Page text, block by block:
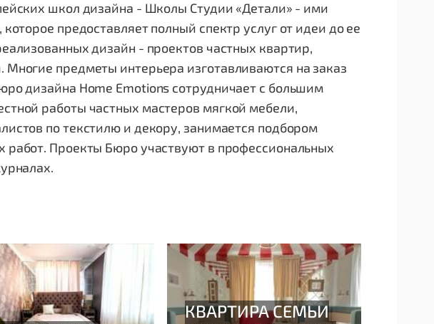
школ дизайна - Школы Студии «Детали» - ими
предоставляет полный спектр услуг от идеи до ее
дизайн - проектов частных квартир,
предметы интерьера изготавливаются на заказ
дизайна Home Emotions сотрудничает с большим
работы частных мастеров мягкой мебели,
по текстилю и декору, занимается подбором
Проекты Бюро участвуют в профессиональных